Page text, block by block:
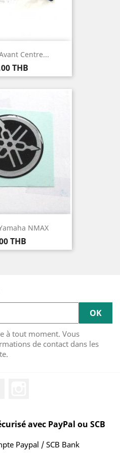
Centre...
THB
NMAX
THB
à tout moment. Vous
de contact dans les
avec PayPal ou SCB
Paypal / SCB Bank